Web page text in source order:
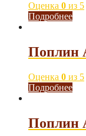
Оценка 0 из 5
Подробнее
Поплин
Оценка 0 из 5
Подробнее
Поплин